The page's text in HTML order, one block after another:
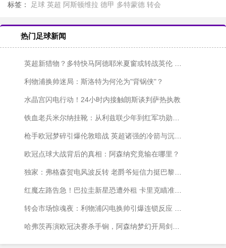
标签： 足球 英超 阿斯顿维拉 德甲 多特蒙德 转会
热门足球新闻
英超新猎物？多特快马阿德耶米夏窗或转战英伦 维拉暗中布局
利物浦换帅迷局：斯洛特为何沦为"背锅侠"？
水晶宫闪电行动！24小时内接触朗斯谈判萨热执教
铁血老兵米尔纳挂靴：从利兹联少年到红军功勋的传奇人生
枪手欧冠梦碎引爆伦敦暗战 英超诸强的冷箭与沉默更伤人
欧冠点球大战背后的真相：阿森纳究竟输在哪里？
独家：弗格森贺电风波反转 老爵爷短信力挺巴黎"真足球"
红魔左路告急！巴拉圭新星恐遭外租 卡里克瞄准枪手超新星
转会市场惊魂夜：利物浦闪电换帅引爆连锁反应 巴萨米兰各显神通
哈弗茨再演欧冠决赛杀手锏，阿森纳梦幻开局剑指大耳朵杯